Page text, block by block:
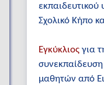
εκπαιδευτικού
Σχολικό Κήπο
Εγκύκλιος για
μαθητών από